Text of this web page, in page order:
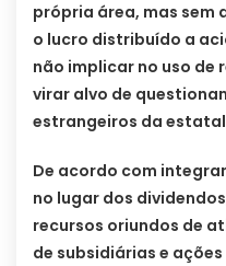
própria área, mas sem
o lucro distribuído a
não implicar no uso de
virar alvo de
estrangeiros da
De acordo com
no lugar dos
recursos oriundos de
de subsidiárias e